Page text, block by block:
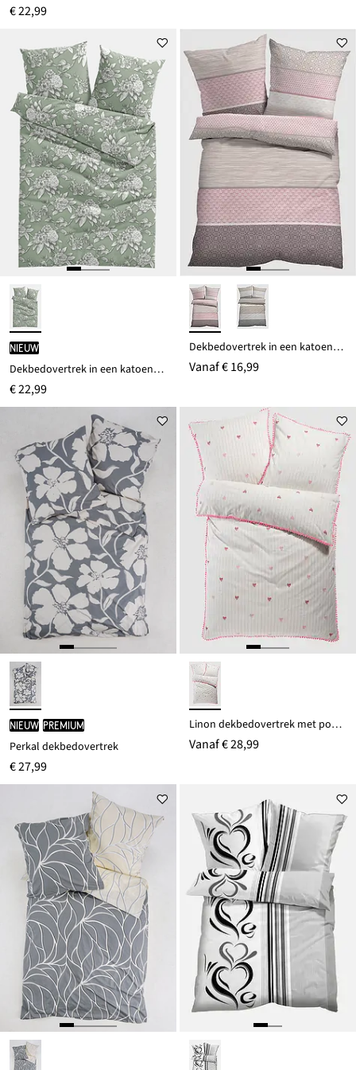
€ 22,99
Nieuw
Dekbedovertrek in een katoenmix
€ 22,99
Dekbedovertrek in een katoenmix
Vanaf€ 16,99
Nieuw PREMIUM
Perkal dekbedovertrek
€ 27,99
Linon dekbedovertrek met pompons
Vanaf€ 28,99